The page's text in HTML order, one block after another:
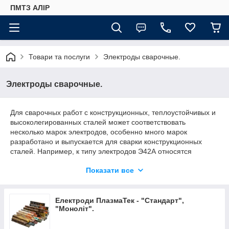
ПМТЗ АЛІР
Товари та послуги Электроды сварочные.
Электроды сварочные.
Для сварочных работ с конструкционных, теплоустойчивых и
высоколегированных сталей может соответствовать
несколько марок электродов, особенно много марок
разработано и выпускается для сварки конструкционных
сталей. Например, к типу электродов Э42А относятся
электродов различных марок приведена в табл. 10.5.
АНО-4, предназначенные для сварки низкоуглеродистых и
низко тегированных сталей. В конструкциях, к которым
предъявляются повышенные требования пластичности и
Показати все
Електроди ПлазмаТек - "Стандарт",
"Моноліт".